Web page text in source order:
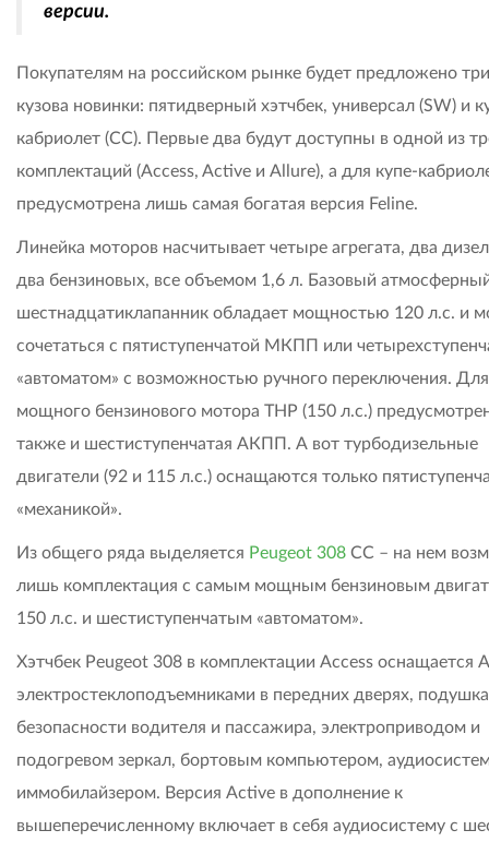
версии.
Покупателям на российском рынке будет предложено
кузова новинки: пятидверный хэтчбек, универсал (SW) и
кабриолет (СС). Первые два будут доступны в одной из
комплектаций (Access, Active и Allure), а для купе-
предусмотрена лишь самая богатая версия Feline.
Линейка моторов насчитывает четыре агрегата, два
два бензиновых, все объемом 1,6 л. Базовый
шестнадцатиклапанник обладает мощностью 120 л.с. и
сочетаться с пятиступенчатой МКПП или
«автоматом» с возможностью ручного переключения.
мощного бензинового мотора THP (150 л.с.)
также и шестиступенчатая АКПП. А вот турбодизельные
двигатели (92 и 115 л.с.) оснащаются только
«механикой».
Из общего ряда выделяется Peugeot 308 СС – на нем
лишь комплектация с самым мощным бензиновым
150 л.с. и шестиступенчатым «автоматом».
Хэтчбек Peugeot 308 в комплектации Access оснащается
электростеклоподъемниками в передних дверях,
безопасности водителя и пассажира, электроприводом и
подогревом зеркал, бортовым компьютером,
иммобилайзером. Версия Active в дополнение к
вышеперечисленному включает в себя аудиосистему с